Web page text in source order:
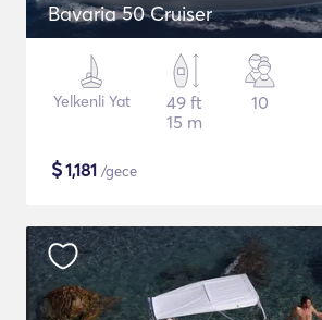
Bavaria 50 Cruiser
Yelkenli Yat
49 ft
15 m
10
$1,181 /gece